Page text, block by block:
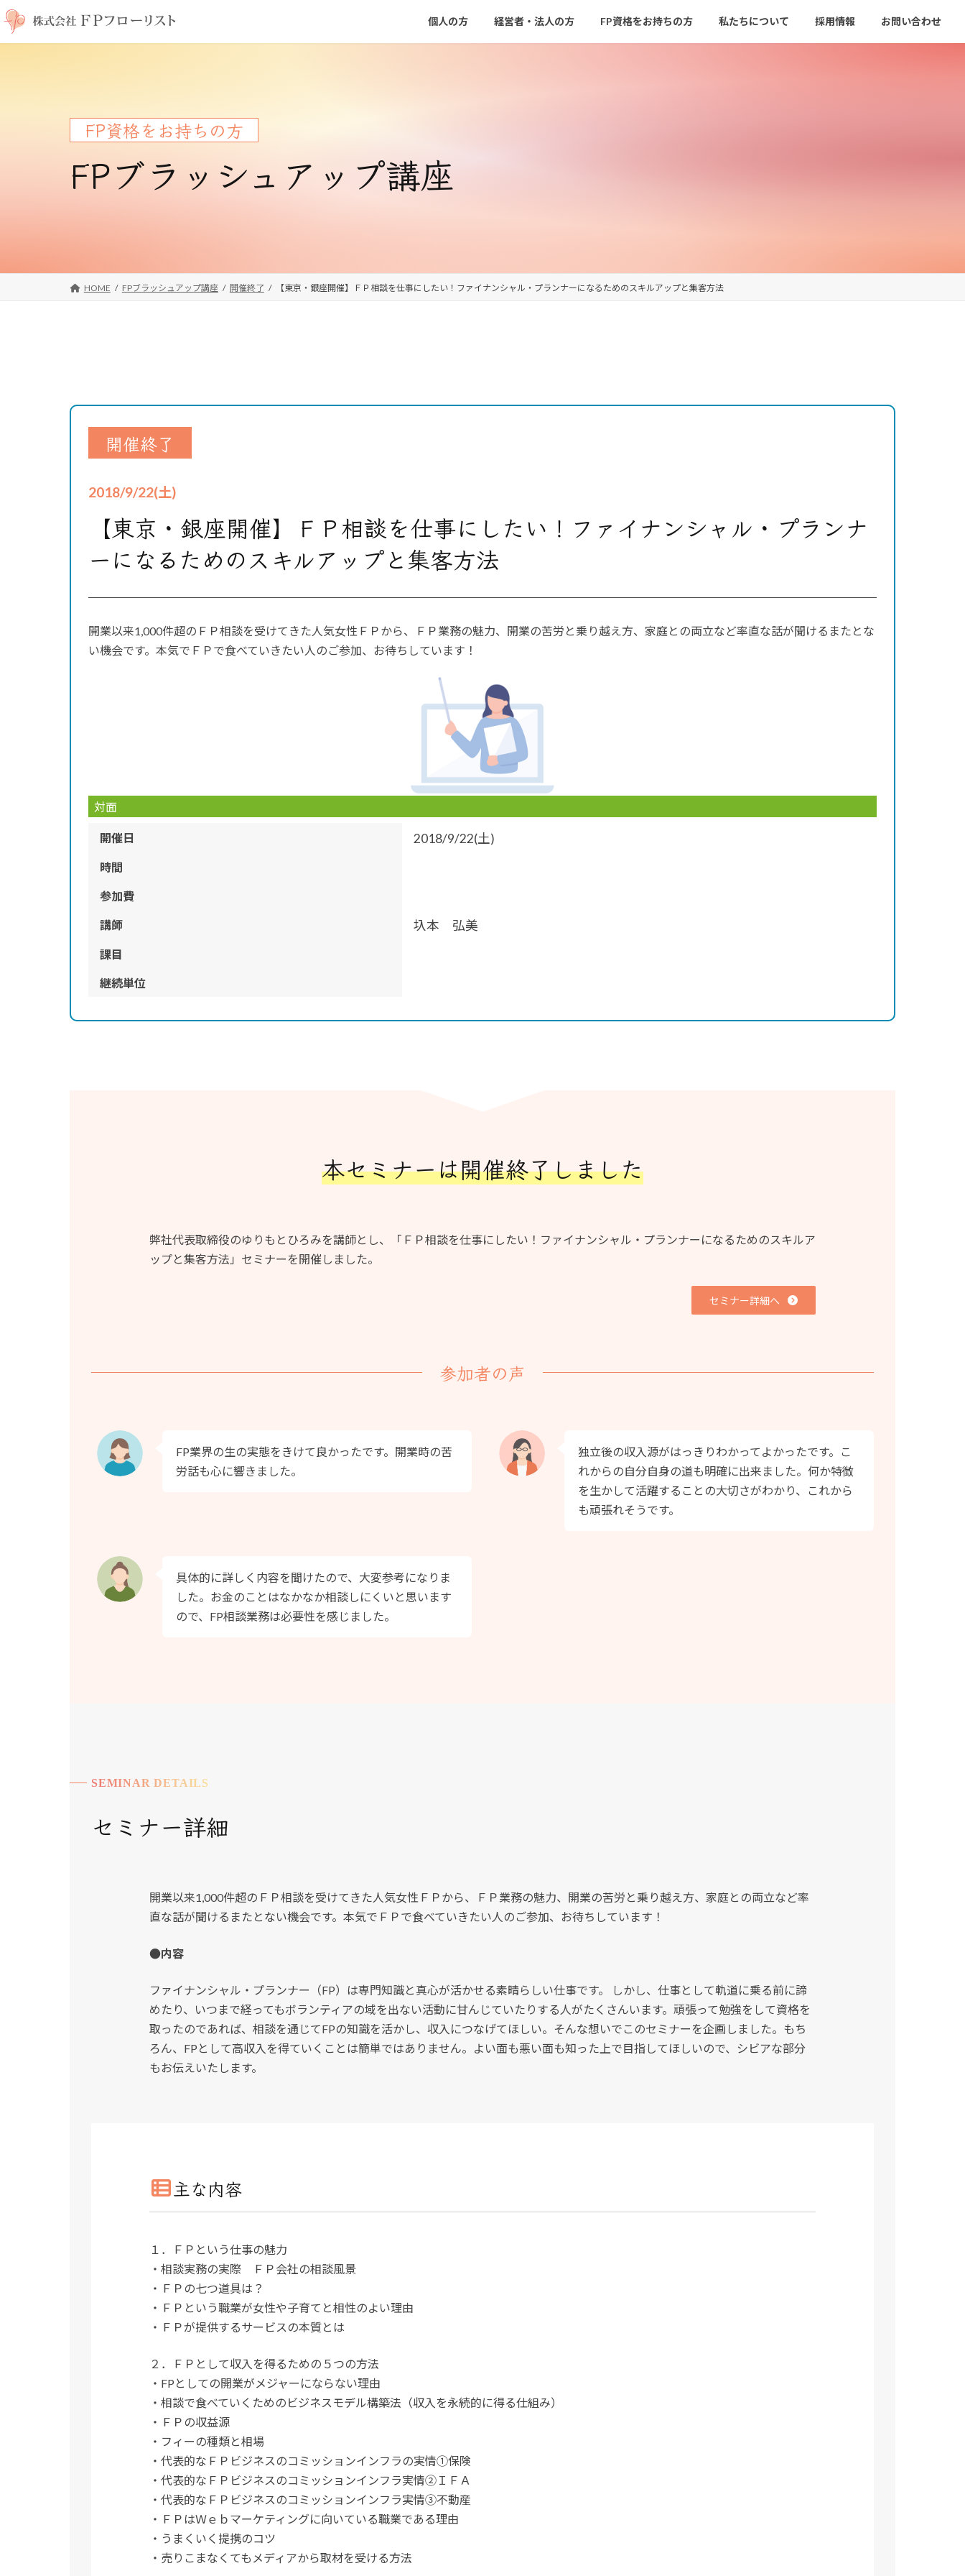
コ
ン
テ
ナ
ビ
ゲ
個人の方 経営者・法人の方 FP資格をお持ちの方 私たちについて 採用情報 お問い合わせ
FP資格をお持ちの方
FPブラッシュアップ講座
HOME FPブラッシュアップ講座 開催終了 【東京・銀座開催】ＦＰ相談を仕事にしたい！ファイナンシャル・プランナーになるためのスキルアップと集客方法
開催終了
2018/9/22(土)
【東京・銀座開催】ＦＰ相談を仕事にしたい！ファイナンシャル・プランナ
ーになるためのスキルアップと集客方法
開業以来1,000件超のＦＰ相談を受けてきた人気女性ＦＰから、ＦＰ業務の魅力、開業の苦労と乗り越え方、家庭との両立など率直な話が聞けるまたとな
い機会です。本気でＦＰで食べていきたい人のご参加、お待ちしています！
対面
開催日 2018/9/22(土)
時間
参加費
講師 圦本 弘美
課目
継続単位
本セミナーは開催終了しました
弊社代表取締役のゆりもとひろみを講師とし、「ＦＰ相談を仕事にしたい！ファイナンシャル・プランナーになるためのスキルア
ップと集客方法」セミナーを開催しました。
セミナー詳細へ
参加者の声
FP業界の生の実態をきけて良かったです。開業時の苦
労話も心に響きました。
独立後の収入源がはっきりわかってよかったです。こ
れからの自分自身の道も明確に出来ました。何か特徴
を生かして活躍することの大切さがわかり、これから
も頑張れそうです。
具体的に詳しく内容を聞けたので、大変参考になりま
した。お金のことはなかなか相談しにくいと思います
ので、FP相談業務は必要性を感じました。
SEMINAR DETAILS
セミナー詳細
開業以来1,000件超のＦＰ相談を受けてきた人気女性ＦＰから、ＦＰ業務の魅力、開業の苦労と乗り越え方、家庭との両立など率
直な話が聞けるまたとない機会です。本気でＦＰで食べていきたい人のご参加、お待ちしています！
●内容
ファイナンシャル・プランナー（FP）は専門知識と真心が活かせる素晴らしい仕事です。 しかし、仕事として軌道に乗る前に諦
めたり、いつまで経ってもボランティアの域を出ない活動に甘んじていたりする人がたくさんいます。頑張って勉強をして資格を
取ったのであれば、相談を通じてFPの知識を活かし、収入につなげてほしい。そんな想いでこのセミナーを企画しました。もち
ろん、FPとして高収入を得ていくことは簡単ではありません。よい面も悪い面も知った上で目指してほしいので、シビアな部分
もお伝えいたします。
主な内容
１．ＦＰという仕事の魅力
・相談実務の実際 ＦＰ会社の相談風景
・ＦＰの七つ道具は？
・ＦＰという職業が女性や子育てと相性のよい理由
・ＦＰが提供するサービスの本質とは
２．ＦＰとして収入を得るための５つの方法
・FPとしての開業がメジャーにならない理由
・相談で食べていくためのビジネスモデル構築法（収入を永続的に得る仕組み）
・ＦＰの収益源
・フィーの種類と相場
・代表的なＦＰビジネスのコミッションインフラの実情①保険
・代表的なＦＰビジネスのコミッションインフラ実情②ＩＦＡ
・代表的なＦＰビジネスのコミッションインフラ実情③不動産
・ＦＰはＷｅｂマーケティングに向いている職業である理由
・うまくいく提携のコツ
・売りこまなくてもメディアから取材を受ける方法